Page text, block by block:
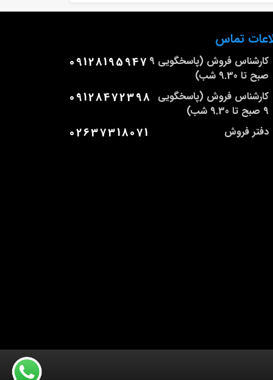
تماس
کارشناس فروش (پاسخگویی 9
صبح تا 9.30 شب)
09128195947
کارشناس فروش (پاسخگویی
9 صبح تا 9.30 شب)
09128472398
دفتر فروش 02637318071